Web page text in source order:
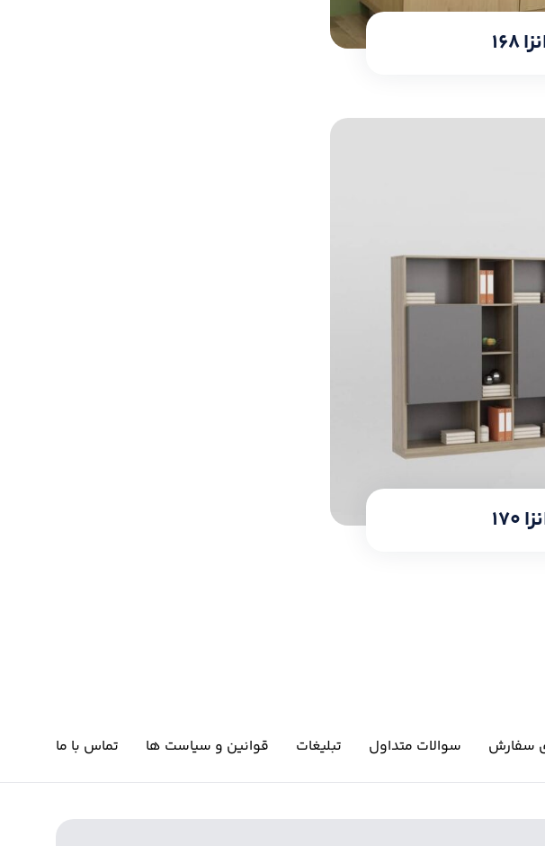
۱۶۸
۱۷۰
سفارش سوالات متداول تبلیغات قوانین و سیاست ها تماس با ما